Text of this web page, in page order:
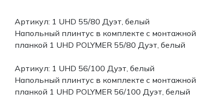
Артикул: 1 UHD 55/80 Дуэт, белый
Напольный плинтус в комплекте с монтажной
планкой 1 UHD POLYMER 55/80 Дуэт, белый
Артикул: 1 UHD 56/100 Дуэт, белый
Напольный плинтус в комплекте с монтажной
планкой 1 UHD POLYMER 56/100 Дуэт, белый